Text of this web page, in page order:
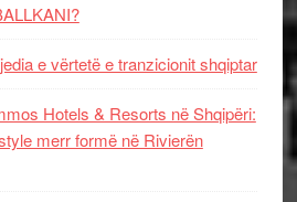
e vërtetë e tranzicionit shqiptar
Hotels & Resorts në Shqipëri:
merr formë në Rivierën